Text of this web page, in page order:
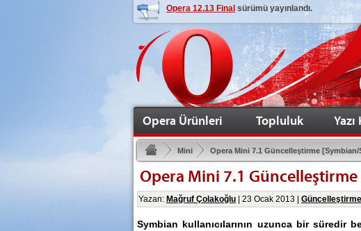
Opera 12.13 Final sürümü yayınlandı.
Opera Ürünleri Topluluk
Mini Opera Mini 7.1 Güncelleştirme [Symbian/
Opera Mini 7.1
Yazan: Mağruf Çolakoğlu 23 Ocak 2013 Güncelleştirme
Symbian kullanıcılarının uzunca bir süredir